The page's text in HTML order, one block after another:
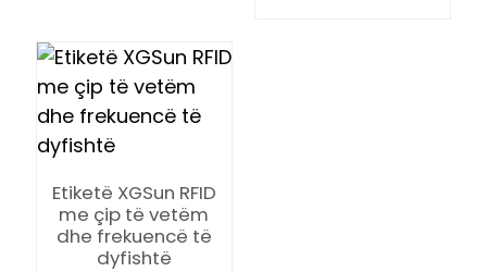
Etiketë XGSun RFID
me çip të vetëm
dhe frekuencë të
dyfishtë